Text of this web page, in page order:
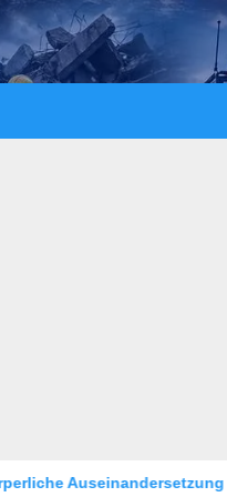
in der Landshuter